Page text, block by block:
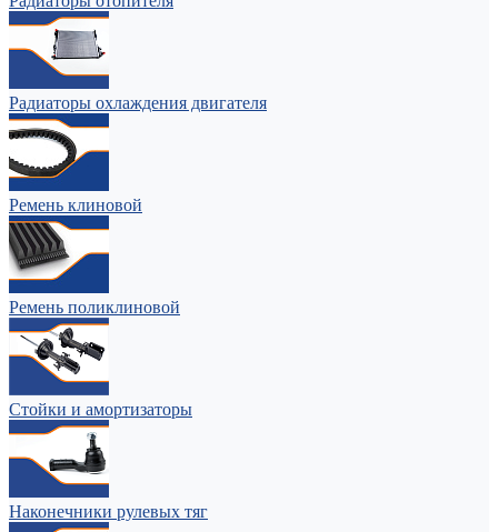
Радиаторы охлаждения двигателя
Ремень клиновой
Ремень поликлиновой
Стойки и амортизаторы
Наконечники рулевых тяг